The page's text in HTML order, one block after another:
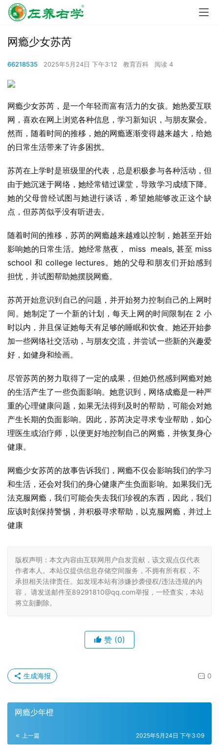
网瘾少女苏芮
66218535 2025年5月24日 下午3:12 教育百科 阅读 4
网瘾少女苏芮，是一个年轻而富有活力的女孩。她热爱互联
网，喜欢在网上浏览各种信息，学习新知识，与朋友聚会。
然而，随着时间的推移，她的网瘾逐渐变得越来越大，给她
的日常生活带来了许多困扰。
苏芮在上学时是班级里的代表，总是积极参与各种活动，但
由于她沉迷于网络，她经常错过课堂，导致学习成绩下降。
她的父母曾经试图与她进行谈话，希望她能够改正这个缺
点，但苏芮似乎没有听进去。
随着时间的推移，苏芮的网瘾越来越难以控制，她甚至开始
影响她的日常生活。她经常熬夜， miss  meals, 甚至 miss
school 和 college lectures。她的父母和朋友们开始感到
担忧，并试图帮助她摆脱网瘾。
苏芮开始意识到自己的问题，并开始努力控制自己的上网时
间。她制定了一个新的计划，每天上网的时间限制在 2 小
时以内，并且保证她每天有足够的睡眠和饮食。她还开始参
加一些网络社交活动，与朋友交流，并尝试一些新的兴趣爱
好，如健身和绘画。
尽管苏芮的努力取得了一定的成果，但她仍然感到网瘾对她
的生活产生了一些负面影响。她意识到，网络成瘾是一种严
重的心理健康问题，如果无法得到及时的帮助，可能会对她
产生长期的负面影响。因此，苏芮决定寻求专业帮助，如心
理医生或治疗师，以便更好地控制自己的网瘾，并恢复身心
健康。
网瘾少女苏芮的故事告诉我们，网瘾不仅会影响我们的学习
和生活，还会对我们的身心健康产生负面影响。如果我们无
法克服网瘾，我们可能会失去我们珍视的东西，因此，我们
应该时刻保持警惕，并积极寻求帮助，以克服网瘾，并过上
健康
版权声明：本文内容由互联网用户自发贡献，该文观点仅代表
作者本人。本站仅提供信息存储空间服务，不拥有所有权，不
承担相关法律责任。如发现本站有涉嫌抄袭侵权/违法违规的内
容， 请发送邮件至89291810@qq.com举报，一经查实，本站
将立刻删除。
赞 (0)
0
生成海报
网瘾少年橙
上一篇 2025年5月24日 下午3:09